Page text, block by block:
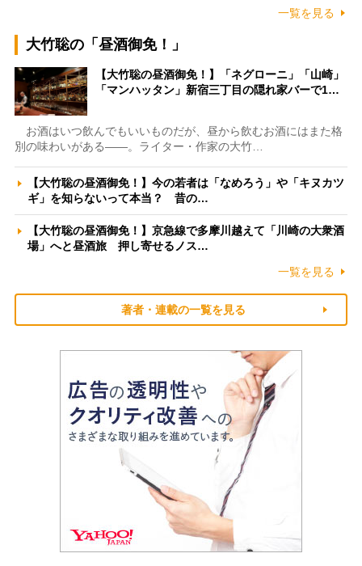
一覧を見る
大竹聡の「昼酒御免！」
【大竹聡の昼酒御免！】「ネグローニ」「山崎」
「マンハッタン」新宿三丁目の隠れ家バーで1…
お酒はいつ飲んでもいいものだが、昼から飲むお酒にはまた格
別の味わいがある――。ライター・作家の大竹…
【大竹聡の昼酒御免！】今の若者は「なめろう」や「キヌカツ
ギ」を知らないって本当？ 昔の…
【大竹聡の昼酒御免！】京急線で多摩川越えて「川崎の大衆酒
場」へと昼酒旅 押し寄せるノス…
一覧を見る
著者・連載の一覧を見る